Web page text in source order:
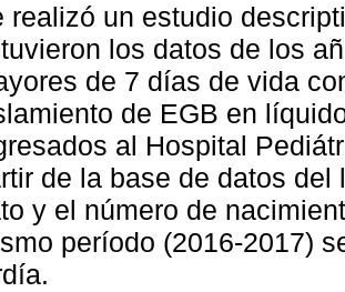
realizó un estudio
los datos de los
de 7 días de vida
de EGB en
al Hospital
de la base de datos del
y el número de
período (2016-2017)